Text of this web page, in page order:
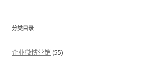
分类目录
企业微博营销 (55)